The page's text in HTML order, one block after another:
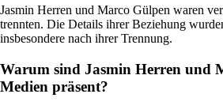
Jasmin Herren und Marco Gülpen waren
trennten. Die Details ihrer Beziehung
insbesondere nach ihrer Trennung.
Warum sind Jasmin Herren und
Medien präsent?